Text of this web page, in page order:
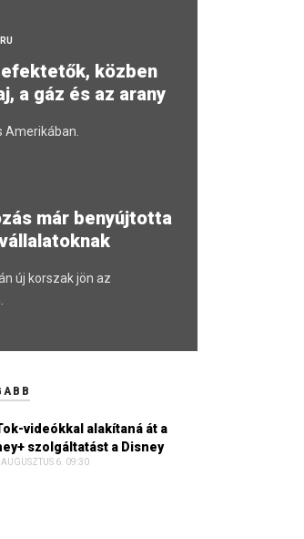
közben
a gáz és az arany
már benyújtotta
új korszak jön az
videókkal alakítaná át a
szolgáltatást a Disney
6. 09:30